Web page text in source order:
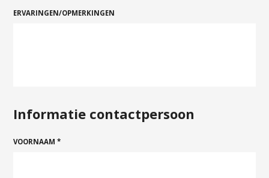
ERVARINGEN/OPMERKINGEN
Informatie contactpersoon
VOORNAAM *